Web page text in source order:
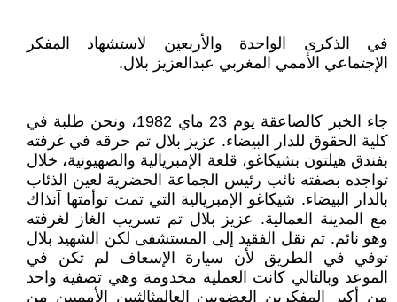
في الذكرى الواحدة والأربعين لاستشهاد المفكر
الإجتماعي الأممي المغربي عبدالعزيز بلال.
جاء الخبر كالصاعقة يوم 23 ماي 1982، ونحن طلبة في
كلية الحقوق للدار البيضاء. عزيز بلال تم حرقه في غرفته
بفندق هيلتون بشيكاغو، قلعة الإمبريالية والصهيونية، خلال
تواجده بصفته نائب رئيس الجماعة الحضرية لعين الذئاب
بالدار البيضاء. شيكاغو الإمبريالية التي تمت توأمتها آنذاك
مع المدينة العمالية. عزيز بلال تم تسريب الغاز لغرفته
وهو نائم. تم نقل الفقيد إلى المستشفى لكن الشهيد بلال
توفي في الطريق لأن سيارة الإسعاف لم تكن في
الموعد وبالتالي كانت العملية مخدومة وهي تصفية واحد
من أكبر المفكرين العضويين العالمثالثيين الأمميين من